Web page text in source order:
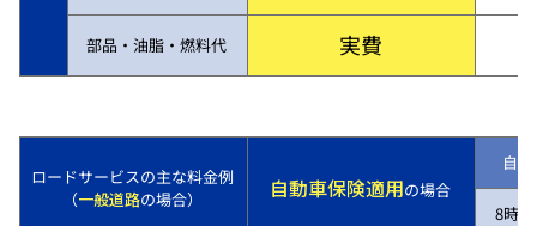
部品・油脂・燃料代 実費
ロードサービスの主な料金例
（一般道路の場合） 自動車保険適用の場合
自
8時